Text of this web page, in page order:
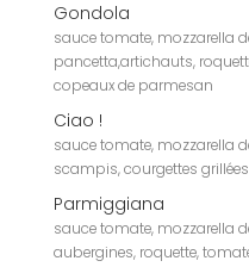
Gondola
sauce tomate, mozzarella
pancetta,artichauts,
copeaux de parmesan
Ciao !
sauce tomate, mozzarella
scampis, courgettes grillées
Parmiggiana
sauce tomate, mozzarella
aubergines, roquette,